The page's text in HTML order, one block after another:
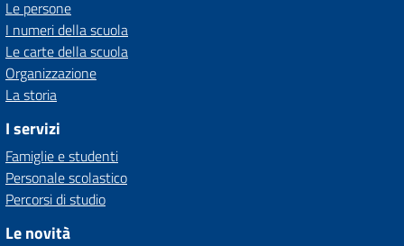
Le persone
I numeri della scuola
Le carte della scuola
Organizzazione
La storia
I servizi
Famiglie e studenti
Personale scolastico
Percorsi di studio
Le novità